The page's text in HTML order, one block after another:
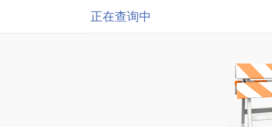
正在查询中